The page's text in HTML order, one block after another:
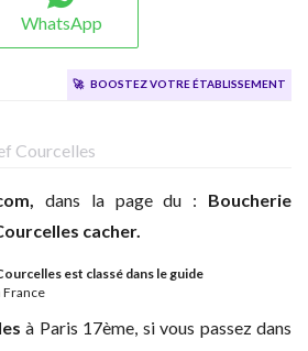
WhatsApp
🚀 Boostez votre établissement
Courcelles
dans la page du : Boucherie
cacher.
est classé dans le guide
France
à Paris 17ème, si vous passez dans